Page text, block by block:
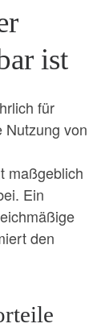
ist
für
Nutzung von
maßgeblich
Ein
den